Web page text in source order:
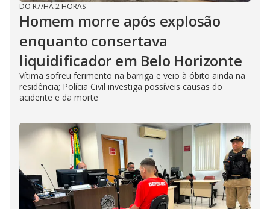
DO R7/HÁ 2 HORAS
Homem morre após explosão
enquanto consertava
liquidificador em Belo Horizonte
Vítima sofreu ferimento na barriga e veio à óbito ainda na
residência; Polícia Civil investiga possíveis causas do
acidente e da morte